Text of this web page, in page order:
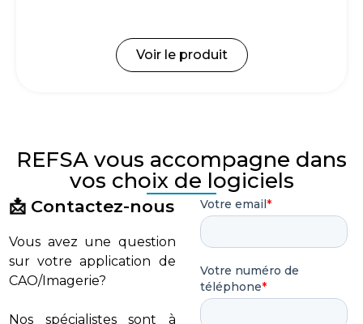
Voir le produit
REFSA vous accompagne dans
vos choix de logiciels
📩 Contactez-nous
Vous avez une question
sur votre application de
CAO/Imagerie?
Nos spécialistes sont à